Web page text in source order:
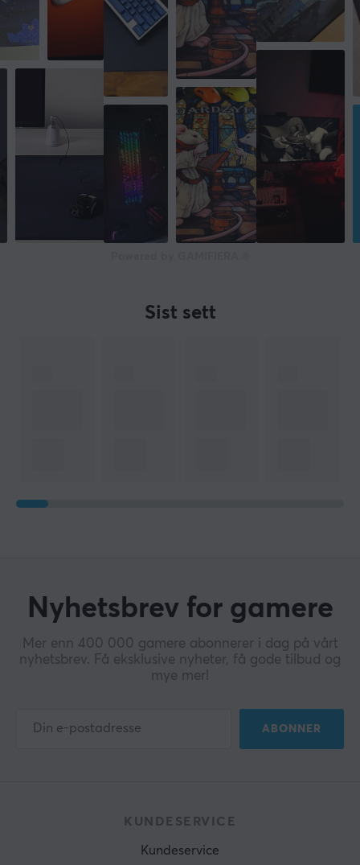
Sist sett
Nyhetsbrev for gamere
Mer enn 400 000 gamere abonnerer i dag på vårt
nyhetsbrev. Få eksklusive nyheter, få gode tilbud og
mye mer!
ABONNER
KUNDESERVICE
Kundeservice